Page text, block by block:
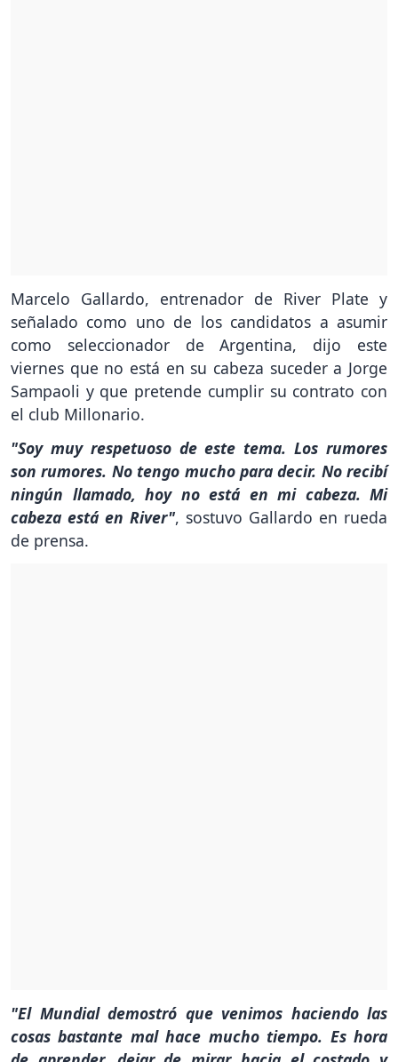
Marcelo Gallardo, entrenador de River Plate y
señalado como uno de los candidatos a asumir
como seleccionador de Argentina, dijo este
viernes que no está en su cabeza suceder a Jorge
Sampaoli y que pretende cumplir su contrato con
el club Millonario.
"Soy muy respetuoso de este tema. Los rumores
son rumores. No tengo mucho para decir. No recibí
ningún llamado, hoy no está en mi cabeza. Mi
cabeza está en River", sostuvo Gallardo en rueda
de prensa.
"El Mundial demostró que venimos haciendo las
cosas bastante mal hace mucho tiempo. Es hora